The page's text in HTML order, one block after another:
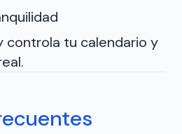
controla tu calendario y